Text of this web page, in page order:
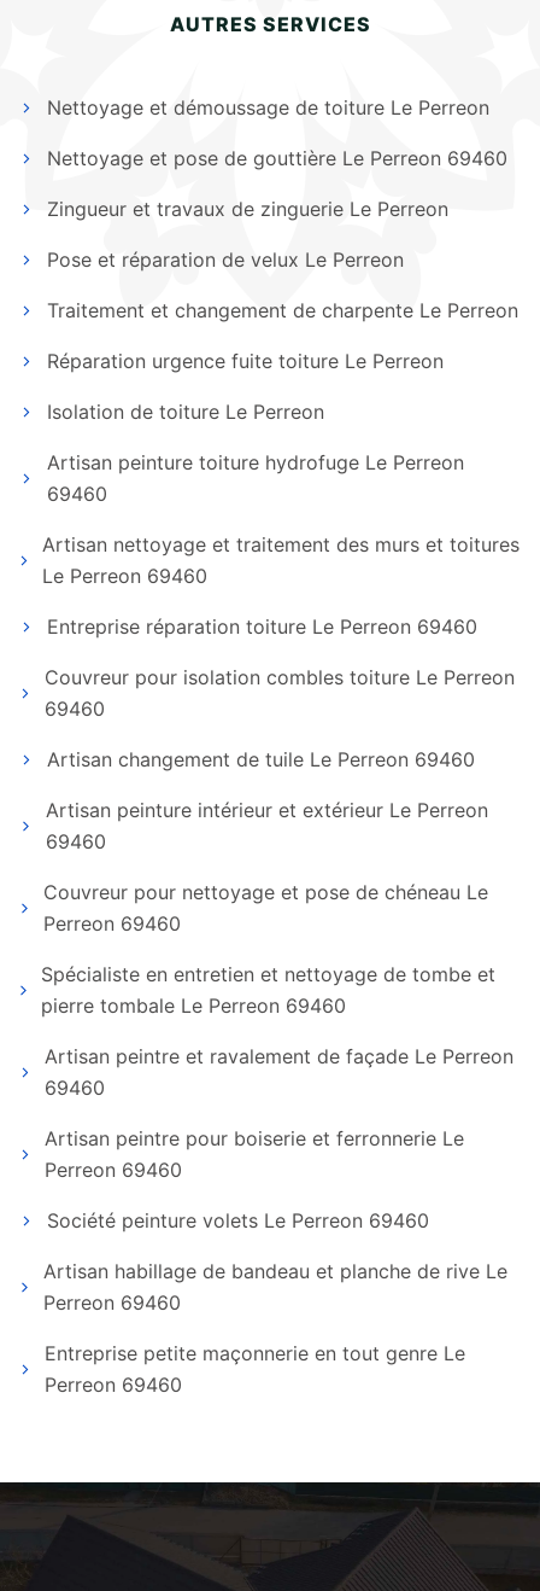
AUTRES SERVICES
Nettoyage et démoussage de toiture Le Perreon
Nettoyage et pose de gouttière Le Perreon 69460
Zingueur et travaux de zinguerie Le Perreon
Pose et réparation de velux Le Perreon
Traitement et changement de charpente Le Perreon
Réparation urgence fuite toiture Le Perreon
Isolation de toiture Le Perreon
Artisan peinture toiture hydrofuge Le Perreon
69460
Artisan nettoyage et traitement des murs et toitures
Le Perreon 69460
Entreprise réparation toiture Le Perreon 69460
Couvreur pour isolation combles toiture Le Perreon
69460
Artisan changement de tuile Le Perreon 69460
Artisan peinture intérieur et extérieur Le Perreon
69460
Couvreur pour nettoyage et pose de chéneau Le
Perreon 69460
Spécialiste en entretien et nettoyage de tombe et
pierre tombale Le Perreon 69460
Artisan peintre et ravalement de façade Le Perreon
69460
Artisan peintre pour boiserie et ferronnerie Le
Perreon 69460
Société peinture volets Le Perreon 69460
Artisan habillage de bandeau et planche de rive Le
Perreon 69460
Entreprise petite maçonnerie en tout genre Le
Perreon 69460